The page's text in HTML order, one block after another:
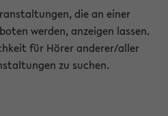
die an einer
werden, anzeigen lassen.
für Hörer anderer/aller
zu suchen.